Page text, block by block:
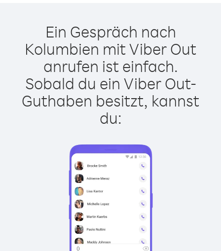
Ein Gespräch nach
Kolumbien mit Viber Out
anrufen ist einfach.
Sobald du ein Viber Out-
Guthaben besitzt, kannst
du: